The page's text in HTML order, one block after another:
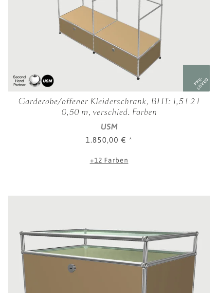
PRE-
LOVED
Garderobe/offener Kleiderschrank, BHT: 1,5 | 2 |
0,50 m, verschied. Farben
USM
1.850,00 € *
+12 Farben